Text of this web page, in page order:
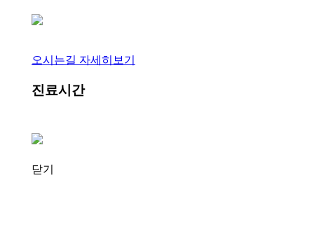
오시는길 자세히보기
진료시간
닫기